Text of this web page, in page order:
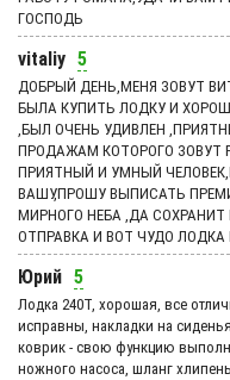
ГОСПОДЬ
vitaliy 5
ДОБРЫЙ ДЕНЬ,МЕНЯ ЗОВУТ
БЫЛА КУПИТЬ ЛОДКУ И
,БЫЛ ОЧЕНЬ УДИВЛЕН
ПРОДАЖАМ КОТОРОГО ЗОВУТ
ПРИЯТНЫЙ И УМНЫЙ
ВАШУ,ПРОШУ ВЫПИСАТЬ
МИРНОГО НЕБА ,ДА
ОТПРАВКА И ВОТ ЧУДО ЛОДКА
Юрий 5
Лодка 240Т, хорошая, все
исправны, накладки на
коврик - свою функцию
ножного насоса, шланг